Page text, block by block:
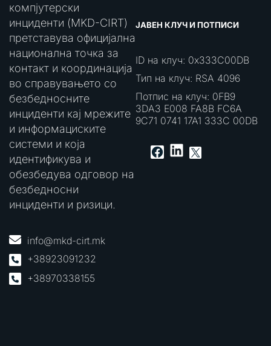
компјутерски
инциденти (MKD-CIRT)
претставува официјална
национална точка за
контакт и координација
во справувањето со
безбедносните
инциденти кај мрежите
и информациските
системи и која
идентификува и
обезбедува одговор на
безбедносни
инциденти и ризици.
info@mkd-cirt.mk
+38923091232
+38970338155
ЈАВЕН КЛУЧ И ПОТПИСИ
ID на клуч: 0x333C00DB
Тип на клуч: RSA 4096
Потпис на клуч: 0FB9
3DA3 E008 FA8B FC6A
9C71 0741 17A1 333C 00DB
Facebook
LinkedIn
X